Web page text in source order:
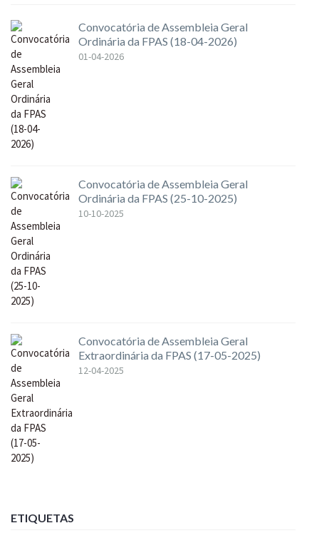
Convocatória de Assembleia Geral
Ordinária da FPAS (18-04-2026)
01-04-2026
Convocatória de Assembleia Geral
Ordinária da FPAS (25-10-2025)
10-10-2025
Convocatória de Assembleia Geral
Extraordinária da FPAS (17-05-2025)
12-04-2025
ETIQUETAS